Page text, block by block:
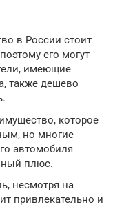
в России стоит
его могут
имеющие
также дешево
которое
но многие
автомобиля
плюс.
несмотря на
привлекательно и